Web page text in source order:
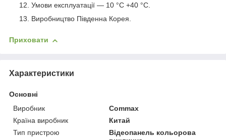
Умови експлуатації — 10 °C +40 °C.
Виробництво Південна Корея.
Приховати
Характеристики
Основні
Виробник
Commax
Країна виробник
Китай
Тип пристрою
Відеопанель кольорова